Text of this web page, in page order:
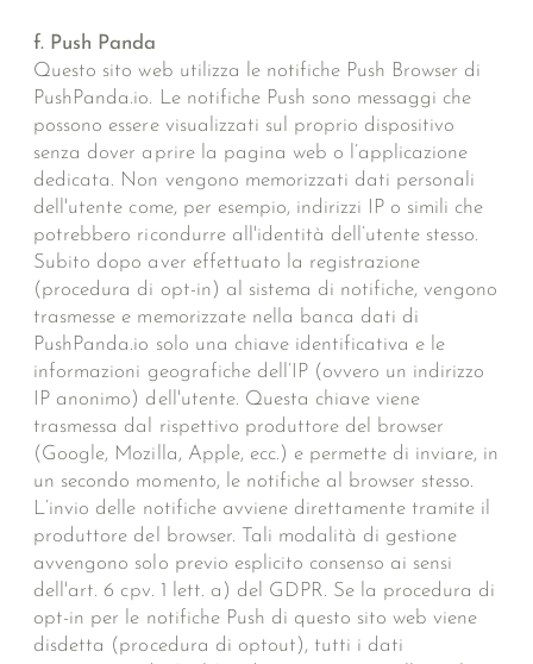
f. Push Panda
Questo sito web utilizza le notifiche Push Browser di
PushPanda.io. Le notifiche Push sono messaggi che
possono essere visualizzati sul proprio dispositivo
senza dover aprire la pagina web o l’applicazione
dedicata. Non vengono memorizzati dati personali
dell'utente come, per esempio, indirizzi IP o simili che
potrebbero ricondurre all'identità dell’utente stesso.
Subito dopo aver effettuato la registrazione
(procedura di opt-in) al sistema di notifiche, vengono
trasmesse e memorizzate nella banca dati di
PushPanda.io solo una chiave identificativa e le
informazioni geografiche dell’IP (ovvero un indirizzo
IP anonimo) dell'utente. Questa chiave viene
trasmessa dal rispettivo produttore del browser
(Google, Mozilla, Apple, ecc.) e permette di inviare, in
un secondo momento, le notifiche al browser stesso.
L’invio delle notifiche avviene direttamente tramite il
produttore del browser. Tali modalità di gestione
avvengono solo previo esplicito consenso ai sensi
dell'art. 6 cpv. 1 lett. a) del GDPR. Se la procedura di
opt-in per le notifiche Push di questo sito web viene
disdetta (procedura di optout), tutti i dati